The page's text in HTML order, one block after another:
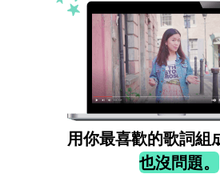
用你最喜歡的歌詞組
也沒問題。